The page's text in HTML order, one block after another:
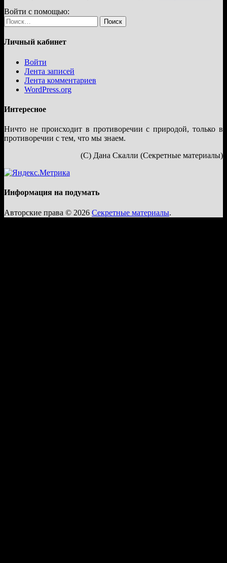
Войти с помощью:
Найти:
Личный кабинет
Войти
Лента записей
Лента комментариев
WordPress.org
Интересное
Ничто не происходит в противоречии с природой, только в
противоречии с тем, что мы знаем.
(С) Дана Скалли (Секретные материалы)
Информация на подумать
Авторские права © 2026 Секретные материалы.